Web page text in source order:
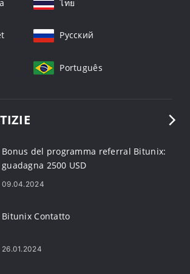
ไทย
Русский
Português
Bonus del programma referral Bitunix:
guadagna 2500 USD
09.04.2024
Bitunix Contatto
26.01.2024